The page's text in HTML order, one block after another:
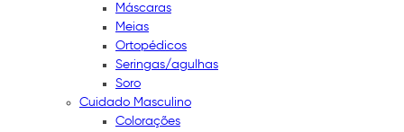
Máscaras
Meias
Ortopédicos
Seringas/agulhas
Soro
Cuidado Masculino
Colorações